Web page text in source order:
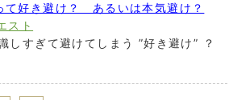
て好き避け？ あるいは本気避け？
スト
すぎて避けてしまう ”好き避け” ？